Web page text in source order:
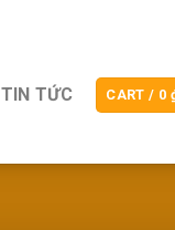
TIN TỨC CART / 0